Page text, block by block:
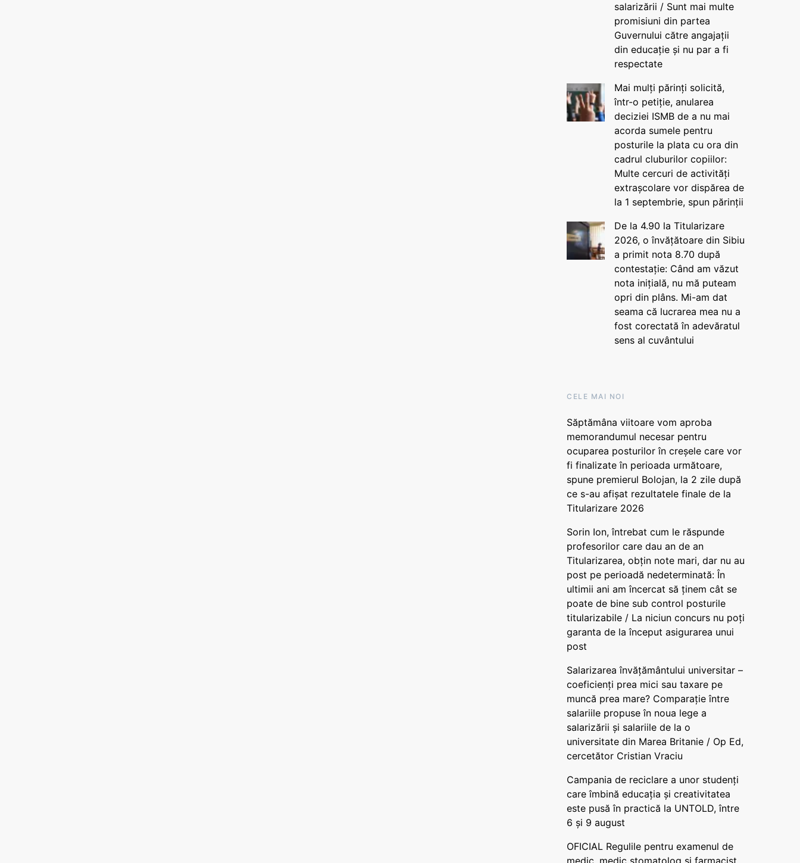
salarizării / Sunt mai multe
promisiuni din partea
Guvernului către angajații
din educație și nu par a fi
respectate
Mai mulți părinți solicită,
într-o petiție, anularea
deciziei ISMB de a nu mai
acorda sumele pentru
posturile la plata cu ora din
cadrul cluburilor copiilor:
Multe cercuri de activități
extrașcolare vor dispărea de
la 1 septembrie, spun părinții
De la 4.90 la Titularizare
2026, o învățătoare din Sibiu
a primit nota 8.70 după
contestație: Când am văzut
nota inițială, nu mă puteam
opri din plâns. Mi-am dat
seama că lucrarea mea nu a
fost corectată în adevăratul
sens al cuvântului
CELE MAI NOI
Săptămâna viitoare vom aproba
memorandumul necesar pentru
ocuparea posturilor în creșele care vor
fi finalizate în perioada următoare,
spune premierul Bolojan, la 2 zile după
ce s-au afișat rezultatele finale de la
Titularizare 2026
Sorin Ion, întrebat cum le răspunde
profesorilor care dau an de an
Titularizarea, obțin note mari, dar nu au
post pe perioadă nedeterminată: În
ultimii ani am încercat să ținem cât se
poate de bine sub control posturile
titularizabile / La niciun concurs nu poți
garanta de la început asigurarea unui
post
Salarizarea învățământului universitar –
coeficienți prea mici sau taxare pe
muncă prea mare? Comparație între
salariile propuse în noua lege a
salarizării și salariile de la o
universitate din Marea Britanie / Op Ed,
cercetător Cristian Vraciu
Campania de reciclare a unor studenți
care îmbină educația și creativitatea
este pusă în practică la UNTOLD, între
6 și 9 august
OFICIAL Regulile pentru examenul de
medic, medic stomatolog și farmacist